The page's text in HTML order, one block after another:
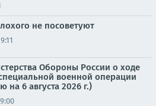
не посоветуют
Обороны России о ходе
военной операции
на 6 августа 2026 г.)